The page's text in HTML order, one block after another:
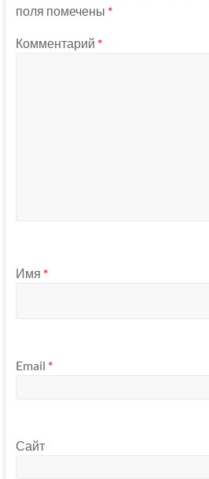
поля помечены *
Комментарий *
Имя *
Email *
Сайт